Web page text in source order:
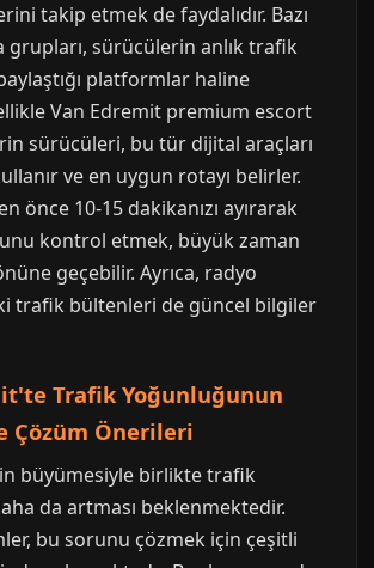
takip etmek de faydalıdır. Bazı
grupları, sürücülerin anlık trafik
platformlar haline
Van Edremit premium escort
sürücüleri, bu tür dijital araçları
ve en uygun rotayı belirler.
önce 10-15 dakikanızı ayırarak
kontrol etmek, büyük zaman
geçebilir. Ayrıca, radyo
trafik bültenleri de güncel bilgiler
Trafik Yoğunluğunun
Çözüm Önerileri
büyümesiyle birlikte trafik
da artması beklenmektedir.
bu sorunu çözmek için çeşitli